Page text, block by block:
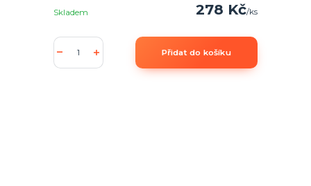
278 Kč/ks
Skladem
Přidat do košíku